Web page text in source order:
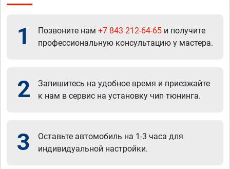
1 Позвоните нам +7 843 212-64-65 и получите
профессиональную консультацию у мастера.
2
Запишитесь на удобное время и приезжайте
к нам в сервис на установку чип тюнинга.
3
Оставьте автомобиль на 1-3 часа для
индивидуальной настройки.